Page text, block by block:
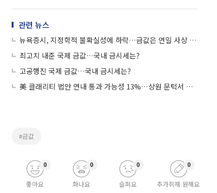
관련 뉴스
뉴욕증시, 지정학적 불확실성에 하락…금값은 연일 사상 최고치
최고치 내준 국제 금값…국내 금시세는?
고공행진 국제 금값…국내 금시세는?
美 클래리티 법안 연내 통과 가능성 13%…상원 문턱서 제동
#금값
좋아요
0
화나요
0
슬퍼요
0
추가취재 원해요
0